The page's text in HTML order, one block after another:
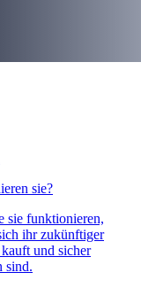
sie?
sie funktionieren,
ihr zukünftiger
und sicher
sind.